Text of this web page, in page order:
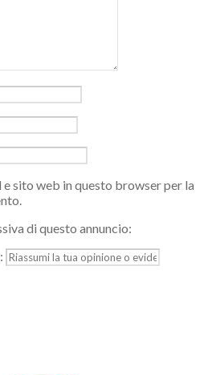
e sito web in questo browser per la
di questo annuncio: